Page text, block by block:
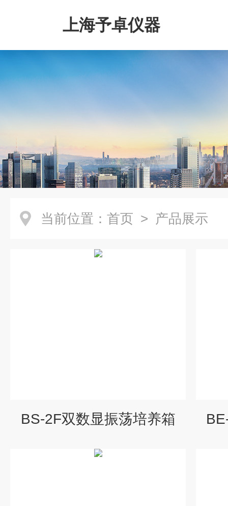
上海予卓仪器
当前位置： 首页 > 产品展示
BS-2F双数显振荡培养箱